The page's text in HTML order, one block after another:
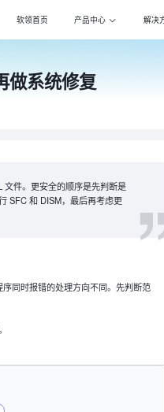
软领首页 产品中心
专注
全面
专家
解决
做系统修复
文件。更安全的顺序是先判断是
SFC 和 DISM，最后再考虑更
同时报错的处理方向不同。先判断范